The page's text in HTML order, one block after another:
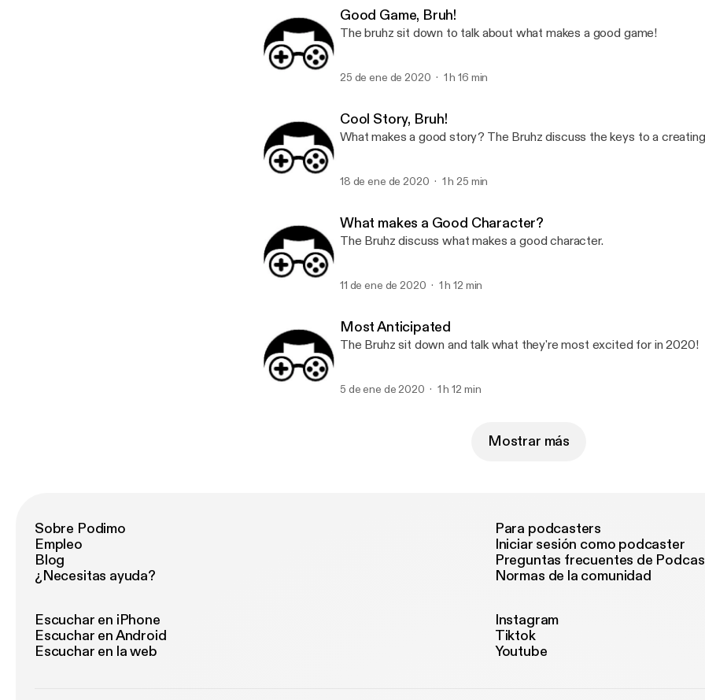
Good Game, Bruh!
The bruhz sit down to talk about what makes a good game!
25 de ene de 2020 1 h 16 min
Cool Story, Bruh!
What makes a good story? The Bruhz discuss the keys to a
18 de ene de 2020 1 h 25 min
What makes a Good Character?
The Bruhz discuss what makes a good character.
11 de ene de 2020 1 h 12 min
Most Anticipated
The Bruhz sit down and talk what they're most excited for in 2020!
5 de ene de 2020 1 h 12 min
Mostrar más
Sobre Podimo
Empleo
Blog
¿Necesitas ayuda?
Para podcasters
Iniciar sesión como podcaster
Preguntas frecuentes de
Normas de la comunidad
Escuchar en iPhone
Escuchar en Android
Escuchar en la web
Instagram
Tiktok
Youtube